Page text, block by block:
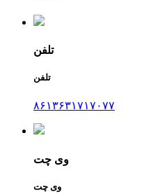
تلفن
تلفن
۸۶۱۳۶۳۱۷۱۷۰۷۷
وی چت
وی چت